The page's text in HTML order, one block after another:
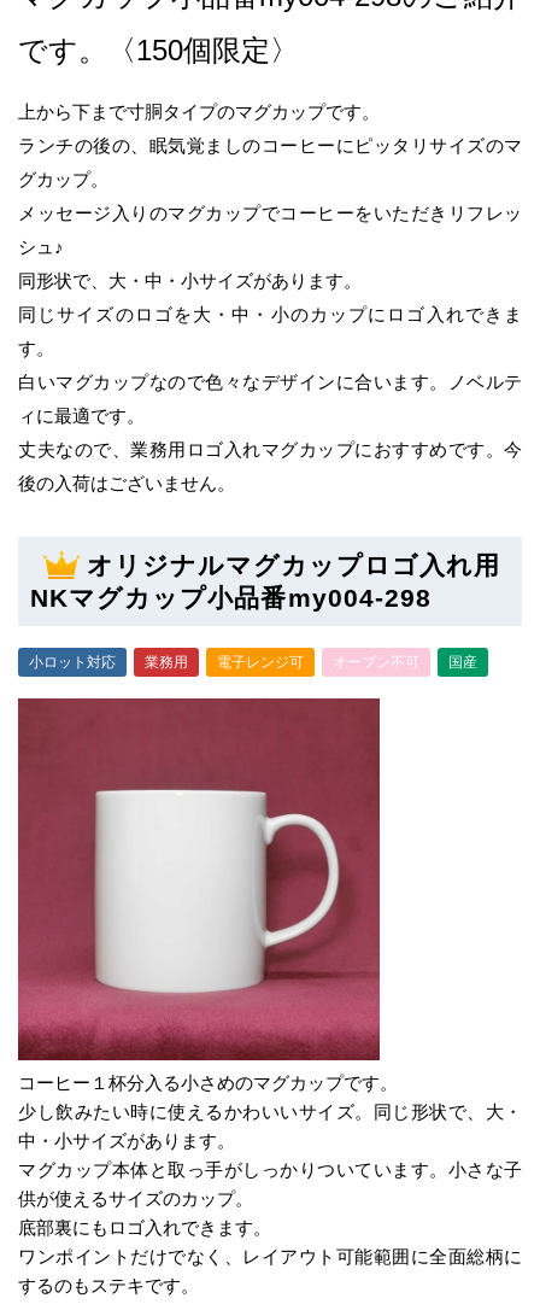
です。〈150個限定〉
上から下まで寸胴タイプのマグカップです。
ランチの後の、眠気覚ましのコーヒーにピッタリサイズのマ
グカップ。
メッセージ入りのマグカップでコーヒーをいただきリフレッ
シュ♪
同形状で、大・中・小サイズがあります。
同じサイズのロゴを大・中・小のカップにロゴ入れできま
す。
白いマグカップなので色々なデザインに合います。ノベルテ
ィに最適です。
丈夫なので、業務用ロゴ入れマグカップにおすすめです。今
後の入荷はございません。
オリジナルマグカップロゴ入れ用
NKマグカップ小品番my004-298
小ロット対応 業務用 電子レンジ可 オーブン不可 国産
コーヒー１杯分入る小さめのマグカップです。
少し飲みたい時に使えるかわいいサイズ。同じ形状で、大・
中・小サイズがあります。
マグカップ本体と取っ手がしっかりついています。小さな子
供が使えるサイズのカップ。
底部裏にもロゴ入れできます。
ワンポイントだけでなく、レイアウト可能範囲に全面総柄に
するのもステキです。